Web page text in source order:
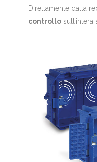
Direttamente dalla
controllosull’intera